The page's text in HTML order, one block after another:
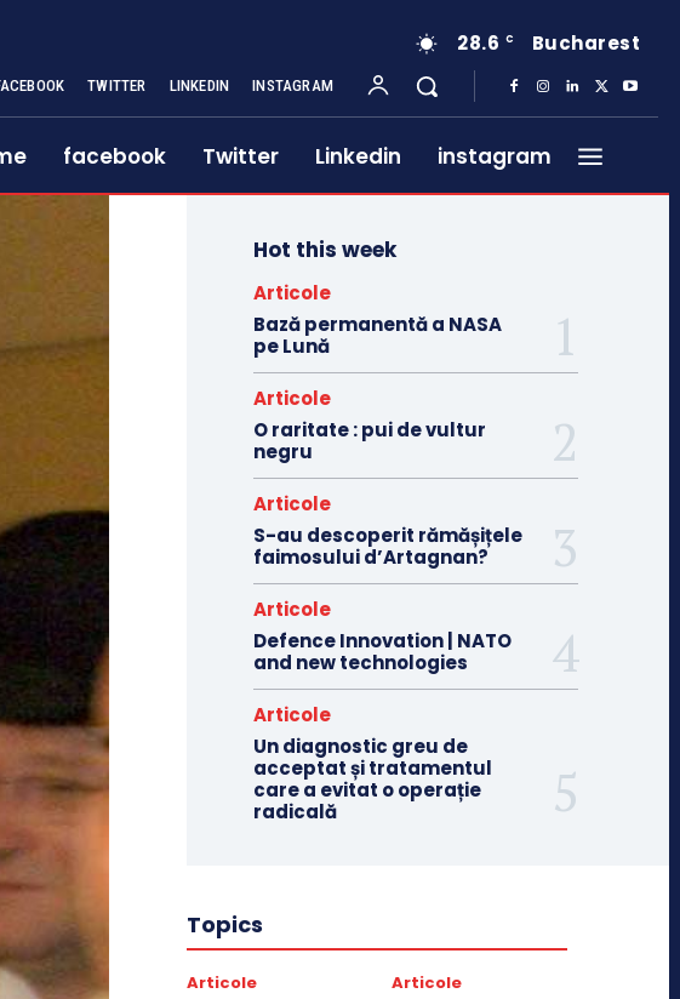
28.6 C Bucharest
TWITTER LINKEDIN INSTAGRAM
facebook Twitter Linkedin instagram
Hot this week
Articole
Bază permanentă a NASA
pe Lună
Articole
O raritate : pui de vultur
negru
Articole
S-au descoperit rămășițele
faimosului d’Artagnan?
Articole
Defence Innovation | NATO
and new technologies
Articole
Un diagnostic greu de
acceptat și tratamentul
care a evitat o operație
radicală
Topics
Articole Articole